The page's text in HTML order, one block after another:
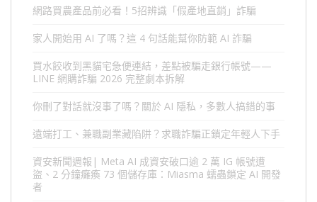
網路買農產品前必看！5招辨識「假產地直銷」詐騙
家人開始用 AI 了嗎？這 4 句話能幫你防範 AI 詐騙
買水餃收到黑貓宅急便連結，差點被騙走銀行帳號——
LINE 網購詐騙 2026 完整劇本拆解
你刪了對話就沒事了嗎？關於 AI 隱私，多數人搞錯的事
遠端打工、兼職副業藏陷阱？求職詐騙正鎖定年輕人下手
資安新聞週報| Meta AI 成資安破口逾 2 萬 IG 帳號遭
盜、2 分鐘癱瘓 73 個儲存庫：Miasma 蠕蟲鎖定 AI 開發
者